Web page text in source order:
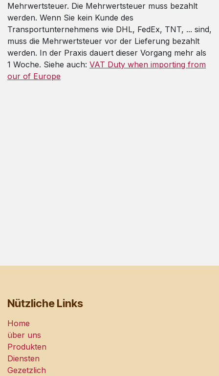
Mehrwertsteuer. Die Mehrwertsteuer muss bezahlt
werden. Wenn Sie kein Kunde des
Transportunternehmens wie DHL, FedEx, TNT, ... sind,
muss die Mehrwertsteuer vor der Lieferung bezahlt
werden. In der Praxis dauert dieser Vorgang mehr als
1 Woche. Siehe auch: VAT Duty when importing from
our of Europe
Nützliche Links
Home
über uns
Produkten
Diensten
Gezetzlich